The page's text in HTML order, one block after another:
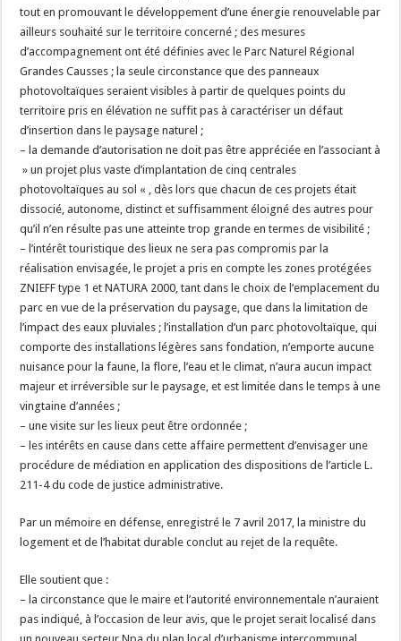
tout en promouvant le développement d’une énergie renouvelable par
ailleurs souhaité sur le territoire concerné ; des mesures
d’accompagnement ont été définies avec le Parc Naturel Régional
Grandes Causses ; la seule circonstance que des panneaux
photovoltaïques seraient visibles à partir de quelques points du
territoire pris en élévation ne suffit pas à caractériser un défaut
d’insertion dans le paysage naturel ;
– la demande d’autorisation ne doit pas être appréciée en l’associant à
» un projet plus vaste d’implantation de cinq centrales
photovoltaïques au sol « , dès lors que chacun de ces projets était
dissocié, autonome, distinct et suffisamment éloigné des autres pour
qu’il n’en résulte pas une atteinte trop grande en termes de visibilité ;
– l’intérêt touristique des lieux ne sera pas compromis par la
réalisation envisagée, le projet a pris en compte les zones protégées
ZNIEFF type 1 et NATURA 2000, tant dans le choix de l’emplacement du
parc en vue de la préservation du paysage, que dans la limitation de
l’impact des eaux pluviales ; l’installation d’un parc photovoltaïque, qui
comporte des installations légères sans fondation, n’emporte aucune
nuisance pour la faune, la flore, l’eau et le climat, n’aura aucun impact
majeur et irréversible sur le paysage, et est limitée dans le temps à une
vingtaine d’années ;
– une visite sur les lieux peut être ordonnée ;
– les intérêts en cause dans cette affaire permettent d’envisager une
procédure de médiation en application des dispositions de l’article L.
211-4 du code de justice administrative.
Par un mémoire en défense, enregistré le 7 avril 2017, la ministre du
logement et de l’habitat durable conclut au rejet de la requête.
Elle soutient que :
– la circonstance que le maire et l’autorité environnementale n’auraient
pas indiqué, à l’occasion de leur avis, que le projet serait localisé dans